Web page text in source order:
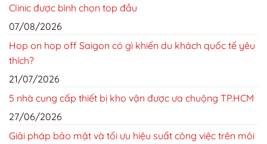
Clinic được bình chọn top đầu
07/08/2026
Hop on hop off Saigon có gì khiến du khách quốc tế yêu
thích?
21/07/2026
5 nhà cung cấp thiết bị kho vận được ưa chuộng TP.HCM
27/06/2026
Giải pháp bảo mật và tối ưu hiệu suất công việc trên môi